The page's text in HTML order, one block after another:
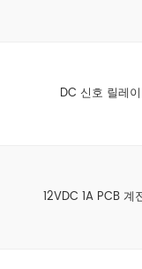
DC 신호 릴레이
12VDC 1A PCB 계